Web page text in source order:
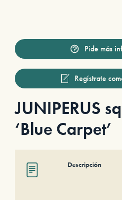
Pide más
Regístrate
JUNIPERUS
‘Blue Carpet’
Descripción